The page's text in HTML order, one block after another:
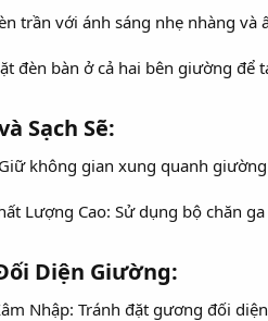
trần với ánh sáng nhẹ nhàng
đèn bàn ở cả hai bên giường
Sạch Sẽ:​
không gian xung quanh
Lượng Cao: Sử dụng bộ chăn
Diện Giường:​
Nhập: Tránh đặt gương đối